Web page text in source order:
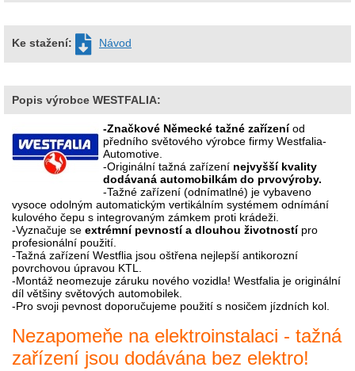
Ke stažení: Návod
Popis výrobce WESTFALIA:
-Značkové Německé tažné zařízeníod
předního světového výrobce firmy Westfalia-
Automotive.
-Originální tažná zařízení nejvyšší kvality
dodávaná automobilkám do prvovýroby.
-Tažné zařízení (odnímatlné) je vybaveno
vysoce odolným automatickým vertikálním systémem odnímání
kulového čepu s integrovaným zámkem proti krádeži.
-Vyznačuje se extrémní pevností a dlouhou životnostípro
profesionální použití.
-Tažná zařízení Westflia jsou oštřena nejlepší antikorozní
povrchovou úpravou KTL.
-Montáž neomezuje záruku nového vozidla! Westfalia je originální
díl většiny světových automobilek.
-Pro svoji pevnost doporučujeme použití s nosičem jízdních kol.
Nezapomeňe na elektroinstalaci - tažná
zařízení jsou dodávána bez elektro!